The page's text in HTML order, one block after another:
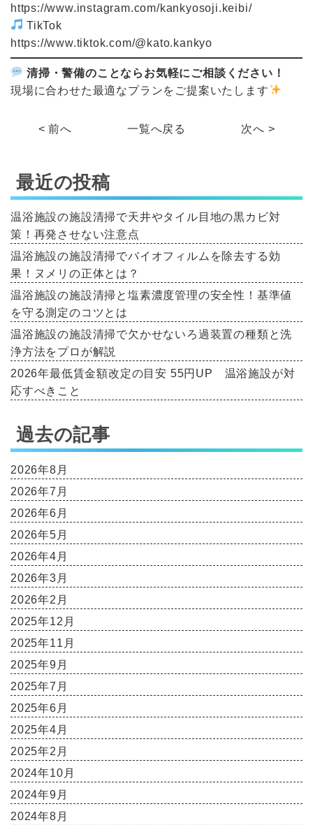
https://www.instagram.com/kankyosoji.keibi/
TikTok
https://www.tiktok.com/@kato.kankyo
清掃・警備のことならお気軽にご相談ください！
現場に合わせた最適なプランをご提案いたします
< 前へ 一覧へ戻る 次へ >
最近の投稿
温浴施設の施設清掃で天井やタイル目地の黒カビ対
策！再発させない注意点
温浴施設の施設清掃でバイオフィルムを除去する効
果！ヌメリの正体とは？
温浴施設の施設清掃と塩素濃度管理の安全性！基準値
を守る測定のコツとは
温浴施設の施設清掃で欠かせないろ過装置の種類と洗
浄方法をプロが解説
2026年最低賃金額改定の目安 55円UP 温浴施設が対
応すべきこと
過去の記事
2026年8月
2026年7月
2026年6月
2026年5月
2026年4月
2026年3月
2026年2月
2025年12月
2025年11月
2025年9月
2025年7月
2025年6月
2025年4月
2025年2月
2024年10月
2024年9月
2024年8月